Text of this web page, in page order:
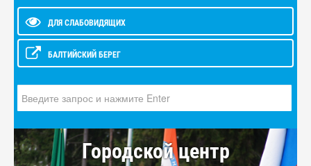
ДЛЯ СЛАБОВИДЯЩИХ
БАЛТИЙСКИЙ БЕРЕГ
Городской центр